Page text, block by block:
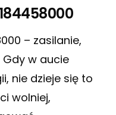
– zasilanie,
w aucie
nie dzieje się to
wolniej,